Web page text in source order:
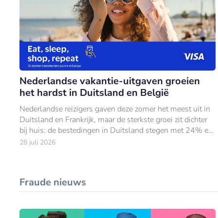
Nederlandse vakantie-uitgaven groeien
het hardst in Duitsland en België
Nederlandse reizigers gaven deze zomer het meest uit in
Duitsland en Frankrijk, maar de sterkste groei zit dichter
bij huis: de bestedingen in Duitsland stegen met 24% en
in België met 18% ten opzich
28 juli 2026
Fraude nieuws